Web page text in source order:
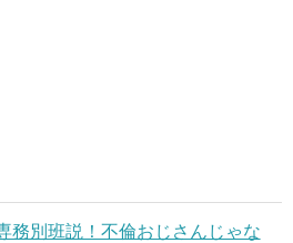
別班説！不倫おじさんじゃな